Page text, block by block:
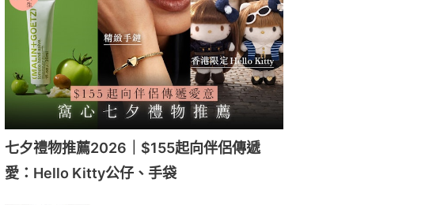
七夕禮物推薦2026｜$155起向伴侶傳遞
愛：Hello Kitty公仔、手袋